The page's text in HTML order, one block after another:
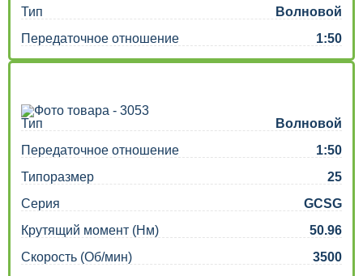
Тип
Волновой
Передаточное отношение
1:50
Тип
Волновой
Передаточное отношение
1:50
Типоразмер
25
Серия
GCSG
Крутящий момент (Нм)
50.96
Скорость (Об/мин)
3500